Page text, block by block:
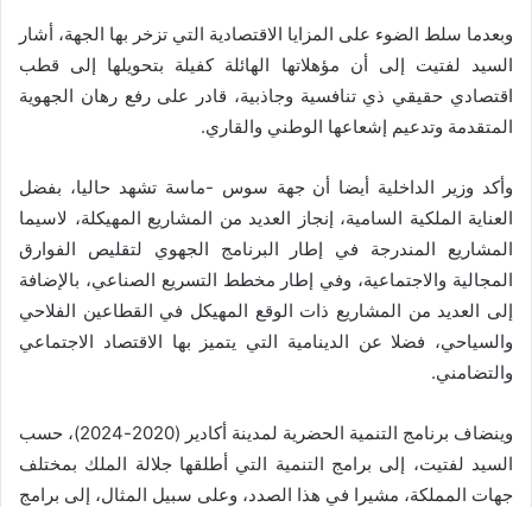
وبعدما سلط الضوء على المزايا الاقتصادية التي تزخر بها الجهة، أشار
السيد لفتيت إلى أن مؤهلاتها الهائلة كفيلة بتحويلها إلى قطب
اقتصادي حقيقي ذي تنافسية وجاذبية، قادر على رفع رهان الجهوية
المتقدمة وتدعيم إشعاعها الوطني والقاري.
وأكد وزير الداخلية أيضا أن جهة سوس -ماسة تشهد حاليا، بفضل
العناية الملكية السامية، إنجاز العديد من المشاريع المهيكلة، لاسيما
المشاريع المندرجة في إطار البرنامج الجهوي لتقليص الفوارق
المجالية والاجتماعية، وفي إطار مخطط التسريع الصناعي، بالإضافة
إلى العديد من المشاريع ذات الوقع المهيكل في القطاعين الفلاحي
والسياحي، فضلا عن الدينامية التي يتميز بها الاقتصاد الاجتماعي
والتضامني.
وينضاف برنامج التنمية الحضرية لمدينة أكادير (2020-2024)، حسب
السيد لفتيت، إلى برامج التنمية التي أطلقها جلالة الملك بمختلف
جهات المملكة، مشيرا في هذا الصدد، وعلى سبيل المثال، إلى برامج